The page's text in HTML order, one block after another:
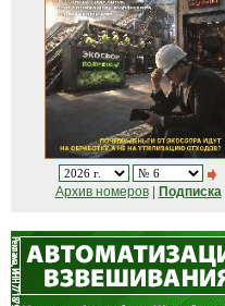
Архив номеров| Подписка